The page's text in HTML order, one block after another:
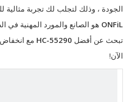
الجودة ، وذلك لتجلب لك تجربة مثالية
ONFiL هو الصانع والمورد المهنية في
تبحث عن أفضل HC-55290 مع انخفاض
الآن!